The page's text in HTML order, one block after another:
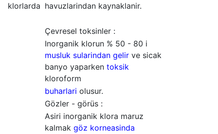
klorlarda havuzlarindan kaynaklanir.
Çevresel toksinler :
Inorganik klorun % 50 - 80 i
musluk sularindan gelir ve sicak
banyo yaparken toksik
kloroform
buharlari olusur.
Gözler - görüs :
Asiri inorganik klora maruz
kalmak göz korneasinda